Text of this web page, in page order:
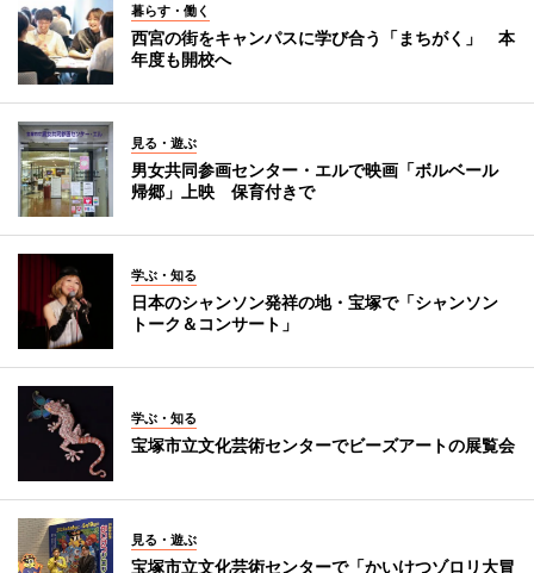
暮らす・働く
西宮の街をキャンパスに学び合う「まちがく」 本
年度も開校へ
見る・遊ぶ
男女共同参画センター・エルで映画「ボルベール
帰郷」上映 保育付きで
学ぶ・知る
日本のシャンソン発祥の地・宝塚で「シャンソン
トーク＆コンサート」
学ぶ・知る
宝塚市立文化芸術センターでビーズアートの展覧会
見る・遊ぶ
宝塚市立文化芸術センターで「かいけつゾロリ大冒